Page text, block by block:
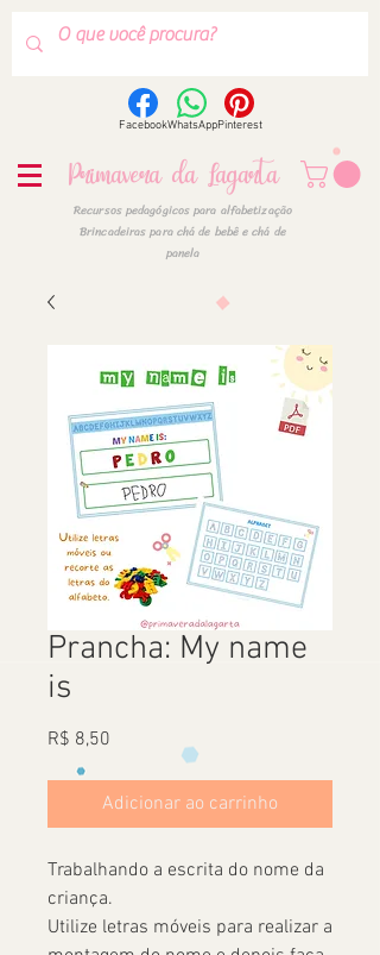
FacebookWhatsAppPinterest
Primavera da Lagarta
Recursos pedagógicos para alfabetização
Brincadeiras para chá de bebê e chá de
panela
Prancha: My name
is
R$ 8,50
Adicionar ao carrinho
Trabalhando a escrita do nome da
criança.
Utilize letras móveis para realizar a